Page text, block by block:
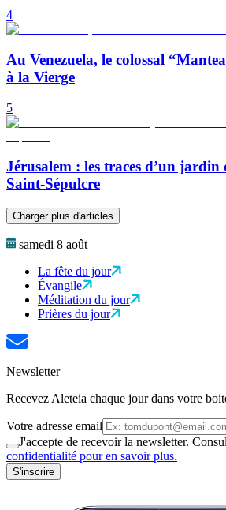
4
Au Venezuela, le colossal
à la Vierge
5
Jérusalem : les traces d’un jardin
Saint-Sépulcre
Charger plus d'articles
samedi 8 août
La fête du jour
Évangile
Méditation du jour
Prières du jour
Newsletter
Recevez Aleteia chaque jour dans votre
Votre adresse email
J'accepte de recevoir la newsletter.
confidentialité pour en savoir plus.
S'inscrire